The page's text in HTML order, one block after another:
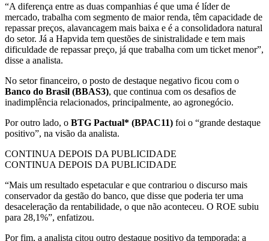
“A diferença entre as duas companhias é que uma é líder de
mercado, trabalha com segmento de maior renda, têm capacidade de
repassar preços, alavancagem mais baixa e é a consolidadora natural
do setor. Já a Hapvida tem questões de sinistralidade e tem mais
dificuldade de repassar preço, já que trabalha com um ticket menor”,
disse a analista.
No setor financeiro, o posto de destaque negativo ficou com o
Banco do Brasil (BBAS3), que continua com os desafios de
inadimplência relacionados, principalmente, ao agronegócio.
Por outro lado, o BTG Pactual* (BPAC11) foi o “grande destaque
positivo”, na visão da analista.
CONTINUA DEPOIS DA PUBLICIDADE
CONTINUA DEPOIS DA PUBLICIDADE
“Mais um resultado espetacular e que contrariou o discurso mais
conservador da gestão do banco, que disse que poderia ter uma
desaceleração da rentabilidade, o que não aconteceu. O ROE subiu
para 28,1%”, enfatizou.
Por fim, a analista citou outro destaque positivo da temporada: a